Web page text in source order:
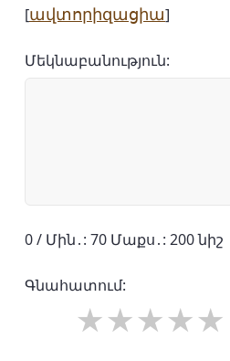
[ավտորիզացիա]
Մեկնաբանություն:
0 / Մին․: 70 Մաքս․: 200 նիշ
Գնահատում: